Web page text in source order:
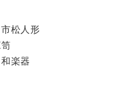
市松人形
和楽器